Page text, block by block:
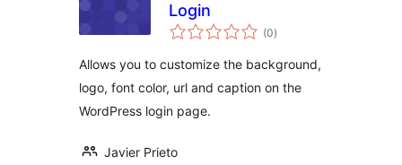
Login
(0celkové
hodnocení
)
Allows you to customize the background,
logo, font color, url and caption on the
WordPress login page.
Javier Prieto